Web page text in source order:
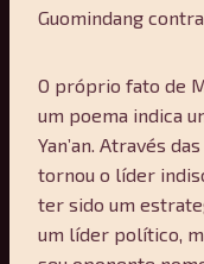
Guomindang
O próprio fato de
um poema indica
Yan’an. Através
tornou o líder
ter sido um
um líder político,